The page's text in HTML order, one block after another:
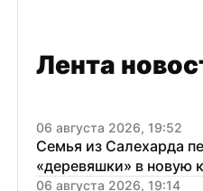
Лента
06 августа 2026, 19:52
Семья из Салехарда
«деревяшки» в новую
06 августа 2026, 19:14